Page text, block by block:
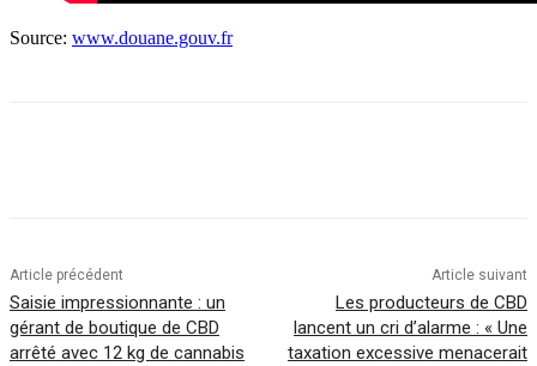
Source: www.douane.gouv.fr
Article précédent
Saisie impressionnante : un
gérant de boutique de CBD
arrêté avec 12 kg de cannabis
Article suivant
Les producteurs de CBD
lancent un cri d’alarme : « Une
taxation excessive menacerait